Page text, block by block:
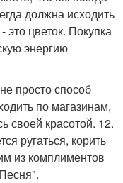
должна исходить
цветок. Покупка
энергию
просто способ
по магазинам,
своей красотой. 12.
ругаться, корить
из комплиментов